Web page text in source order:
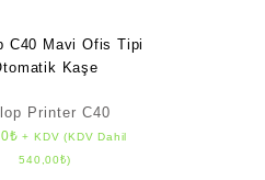
Printer C40
₺ + KDV (KDV Dahil
540,00₺)